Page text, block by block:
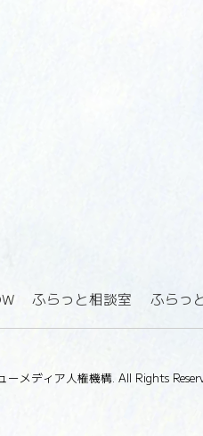
ふらっと相談室 ふらっ
メディア人権機構. All Rights